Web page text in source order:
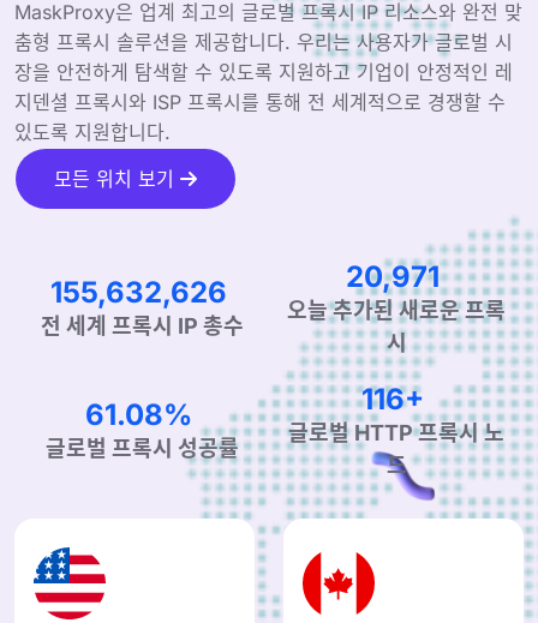
MaskProxy은 업계 최고의 글로벌 프록시 IP 리소스와 완전 맞
춤형 프록시 솔루션을 제공합니다. 우리는 사용자가 글로벌 시
장을 안전하게 탐색할 수 있도록 지원하고 기업이 안정적인 레
지덴셜 프록시와 ISP 프록시를 통해 전 세계적으로 경쟁할 수
있도록 지원합니다.
모든 위치 보기
244,565,555
전 세계 프록시 IP 총수
32,954
오늘 추가된 새로운 프록
시
96.70%
글로벌 프록시 성공률
183+
글로벌 HTTP 프록시 노
드